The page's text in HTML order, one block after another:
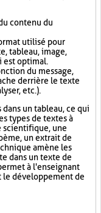
contenu du
utilisé pour
tableau, image,
est optimal.
du message,
derrière le texte
etc.).
un tableau, ce qui
types de textes à
scientifique, une
un extrait de
amène les
dans un texte de
à l'enseignant
le développement de